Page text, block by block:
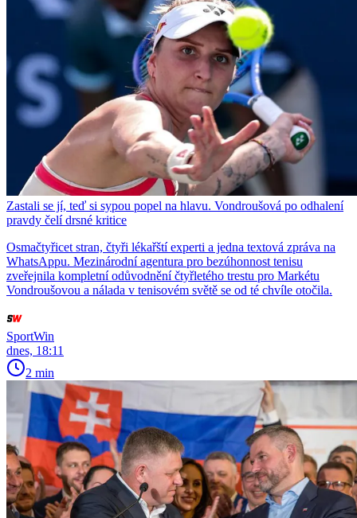
Zastali se jí, teď si sypou popel na hlavu. Vondroušová po odhalení
pravdy čelí drsné kritice
Osmačtyřicet stran, čtyři lékařští experti a jedna textová zpráva na
WhatsAppu. Mezinárodní agentura pro bezúhonnost tenisu
zveřejnila kompletní odůvodnění čtyřletého trestu pro Markétu
Vondroušovou a nálada v tenisovém světě se od té chvíle otočila.
SportWin
dnes, 18:11
2 min